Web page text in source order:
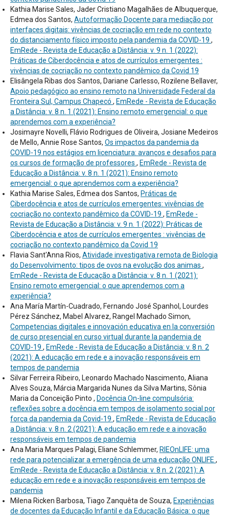
Kathia Marise Sales, Jader Cristiano Magalhães de Albuquerque,
Edmea dos Santos, Autoformação Docente para mediação por
interfaces digitais: vivências de cocriação em rede no contexto
do distanciamento físico imposto pela pandemia da COVID-19 ,
EmRede - Revista de Educação a Distância: v. 9 n. 1 (2022):
Práticas de Ciberdocência e atos de currículos emergentes :
vivências de cocriação no contexto pandêmico da Covid 19
Elisângela Ribas dos Santos, Dariane Carlesso, Rozilene Bellaver,
Apoio pedagógico ao ensino remoto na Universidade Federal da
Fronteira Sul, Campus Chapecó , EmRede - Revista de Educação
a Distância: v. 8 n. 1 (2021): Ensino remoto emergencial: o que
aprendemos com a experiência?
Josimayre Novelli, Flávio Rodrigues de Oliveira, Josiane Medeiros
de Mello, Annie Rose Santos, Os impactos da pandemia da
COVID-19 nos estágios em licenciatura: avanços e desafios para
os cursos de formação de professores , EmRede - Revista de
Educação a Distância: v. 8 n. 1 (2021): Ensino remoto
emergencial: o que aprendemos com a experiência?
Kathia Marise Sales, Edmea dos Santos, Práticas de
Ciberdocência e atos de currículos emergentes: vivências de
cocriação no contexto pandêmico da COVID-19 , EmRede -
Revista de Educação a Distância: v. 9 n. 1 (2022): Práticas de
Ciberdocência e atos de currículos emergentes : vivências de
cocriação no contexto pandêmico da Covid 19
Flavia Sant'Anna Rios, Atividade investigativa remota de Biologia
do Desenvolvimento: tipos de ovos na evolução dos animas ,
EmRede - Revista de Educação a Distância: v. 8 n. 1 (2021):
Ensino remoto emergencial: o que aprendemos com a
experiência?
Ana María Martín-Cuadrado, Fernando José Spanhol, Lourdes
Pérez Sánchez, Mabel Alvarez, Rangel Machado Simon,
Competencias digitales e innovación educativa en la conversión
de curso presencial en curso virtual durante la pandemia de
COVID-19 , EmRede - Revista de Educação a Distância: v. 8 n. 2
(2021): A educação em rede e a inovação responsáveis em
tempos de pandemia
Silvar Ferreira Ribeiro, Leonardo Machado Nascimento, Aliana
Alves Souza, Márcia Margarida Nunes da Silva Martins, Sônia
Maria da Conceição Pinto , Docência On-line compulsória:
reflexões sobre a docência em tempos de isolamento social por
força da pandemia da Covid-19 , EmRede - Revista de Educação
a Distância: v. 8 n. 2 (2021): A educação em rede e a inovação
responsáveis em tempos de pandemia
Ana Maria Marques Palagi, Eliane Schlemmer, RIEOnLIFE: uma
rede para potencializar a emergência de uma educação ONLIFE ,
EmRede - Revista de Educação a Distância: v. 8 n. 2 (2021): A
educação em rede e a inovação responsáveis em tempos de
pandemia
Milena Ricken Barbosa, Tiago Zanquêta de Souza, Experiências
de docentes da Educação Infantil e da Educação Básica: o que